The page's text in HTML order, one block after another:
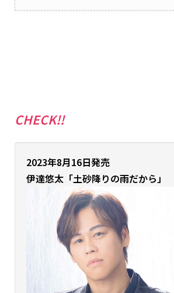
CHECK!!
2023年8月16日発売
伊達悠太「土砂降りの雨だから」